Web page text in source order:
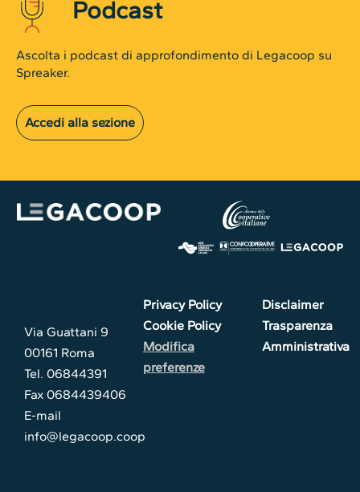
Podcast
Ascolta i podcast di approfondimento di Legacoop su
Spreaker.
Accedi alla sezione
Via Guattani 9
00161 Roma
Tel. 06844391
Fax 0684439406
E-mail
info@legacoop.coop
Privacy Policy
Cookie Policy
Modifica
preferenze
Disclaimer
Trasparenza
Amministrativa